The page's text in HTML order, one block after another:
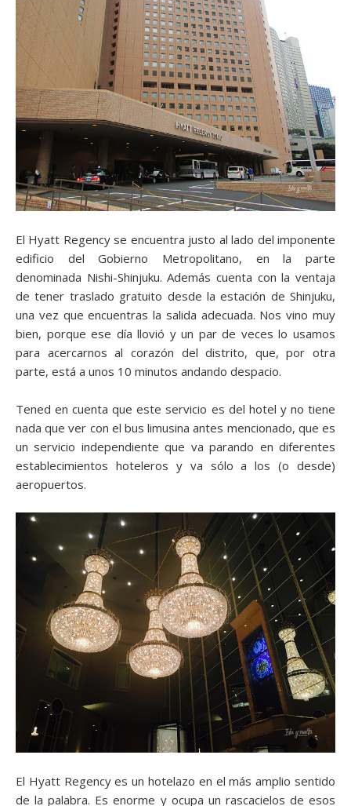
El Hyatt Regency se encuentra justo al lado del imponente
edificio del Gobierno Metropolitano, en la parte
denominada Nishi-Shinjuku. Además cuenta con la ventaja
de tener traslado gratuito desde la estación de Shinjuku,
una vez que encuentras la salida adecuada. Nos vino muy
bien, porque ese día llovió y un par de veces lo usamos
para acercarnos al corazón del distrito, que, por otra
parte, está a unos 10 minutos andando despacio.
Tened en cuenta que este servicio es del hotel y no tiene
nada que ver con el bus limusina antes mencionado, que es
un servicio independiente que va parando en diferentes
establecimientos hoteleros y va sólo a los (o desde)
aeropuertos.
El Hyatt Regency es un hotelazo en el más amplio sentido
de la palabra. Es enorme y ocupa un rascacielos de esos